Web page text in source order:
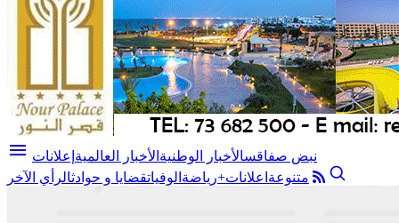
menu نبض صفاقسالأخبار الوطنية الأخبار العالمية إعلانات
متنوعة اعلانات+رياضة الوفياتقضايا و حوادثالرأي الآخر